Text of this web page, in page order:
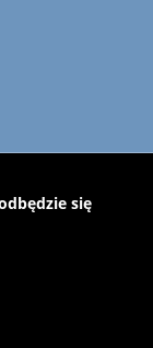
się